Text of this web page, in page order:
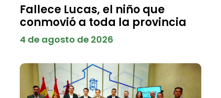
Fallece Lucas, el niño que
conmovió a toda la provincia
4 de agosto de 2026